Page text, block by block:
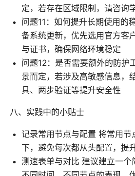
定，若存在区域限制，请咨询
问题11：如何提升长期使用的
备系统更新，优先选用官方客
与证书，确保网络环境稳定
问题12：是否需要额外的防护
景而定，若涉及高敏感信息，
具、两步验证等提升安全性
八、实践中的小贴士
记录常用节点与配置 将常用节
下，避免每次都从头配置，提
测速表单与对比 建议建立一个